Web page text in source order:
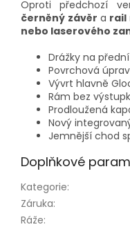
Oproti předchozí
černěný závěr a rail
nebo laserového
Drážky na
Povrchová
Vývrt hlavně
Rám bez
Prodloužená
Nový
Jemnější chod
Doplňkové
Kategorie:
Záruka:
Ráže: